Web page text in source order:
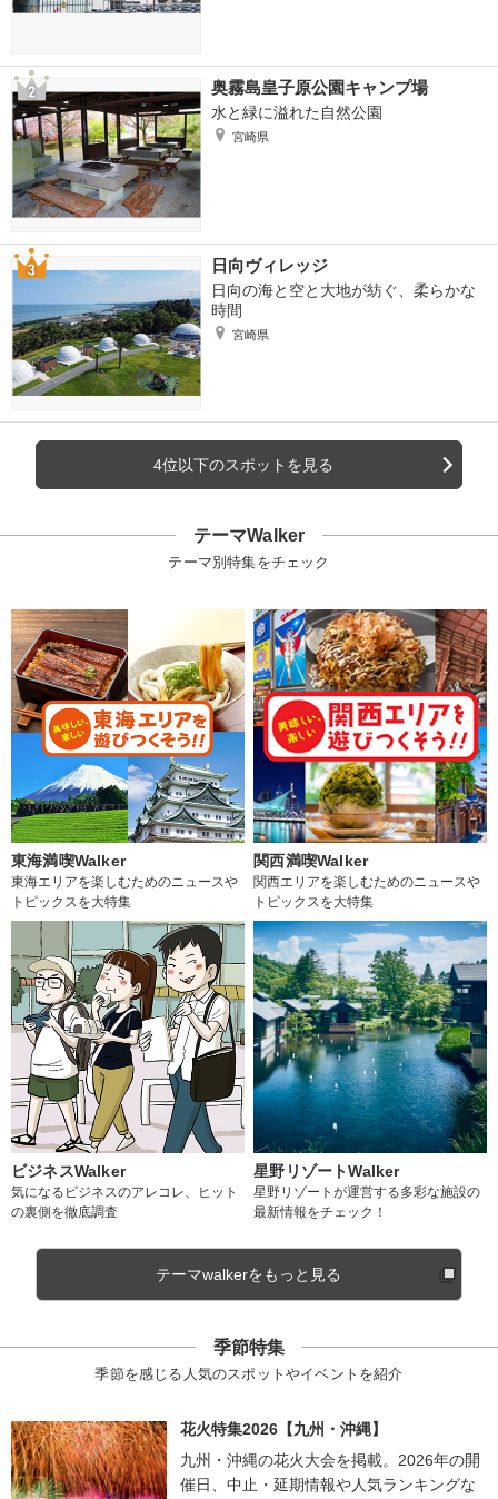
奥霧島皇子原公園キャンプ場
水と緑に溢れた自然公園
宮崎県
日向ヴィレッジ
日向の海と空と大地が紡ぐ、柔らかな
時間
宮崎県
4位以下のスポットを見る
テーマWalker
テーマ別特集をチェック
東海満喫Walker
東海エリアを楽しむためのニュースや
トピックスを大特集
関西満喫Walker
関西エリアを楽しむためのニュースや
トピックスを大特集
ビジネスWalker
気になるビジネスのアレコレ、ヒット
の裏側を徹底調査
星野リゾートWalker
星野リゾートが運営する多彩な施設の
最新情報をチェック！
テーマwalkerをもっと見る
季節特集
季節を感じる人気のスポットやイベントを紹介
花火特集2026【九州・沖縄】
九州・沖縄の花火大会を掲載。2026年の開
催日、中止・延期情報や人気ランキングな